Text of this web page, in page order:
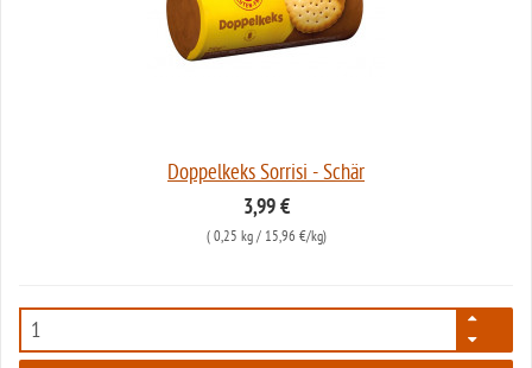
Doppelkeks Sorrisi - Schär
3,99 €
( 0,25 kg/ 15,96 €/kg)
88